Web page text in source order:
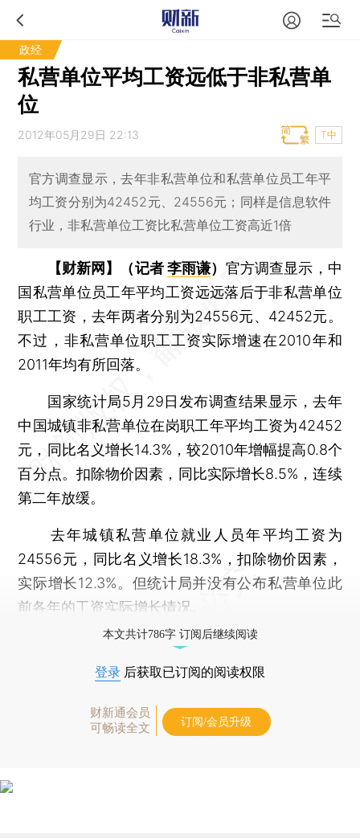
政经
私营单位平均工资远低于非私营单
位
2012年05月29日 22:13 T中
官方调查显示，去年非私营单位和私营单位员工年平
均工资分别为42452元、24556元；同样是信息软件
行业，非私营单位工资比私营单位工资高近1倍
【财新网】（记者李雨谦） 官方调查显示，中
国私营单位员工年平均工资远远落后于非私营单位
职工工资，去年两者分别为24556元、42452元。
不过，非私营单位职工工资实际增速在2010年和
2011年均有所回落。
国家统计局5月29日发布调查结果显示，去年
中国城镇非私营单位在岗职工年平均工资为42452
元，同比名义增长14.3%，较2010年增幅提高0.8个
百分点。扣除物价因素，同比实际增长8.5%，连续
第二年放缓。
去年城镇私营单位就业人员年平均工资为
24556元，同比名义增长18.3%，扣除物价因素，
实际增长12.3%。但统计局并没有公布私营单位此
前各年的工资实际增长情况。
本文共计786字 订阅后继续阅读
登录 后获取已订阅的阅读权限
财新通会员
可畅读全文
订阅/会员升级